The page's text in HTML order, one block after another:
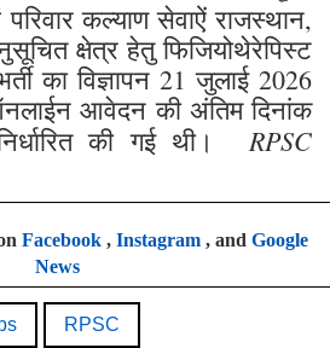
लोक सेवा आयोग द्वारा
परिवार कल्याण सेवाऐं राजस्थान,
क्षेत्र हेतु फिजियोथेरेपिस्ट
का विज्ञापन 21 जुलाई 2026
आवेदन की अंतिम दिनांक
की गई थी।
Facebook,Instagram, andGoogle
News